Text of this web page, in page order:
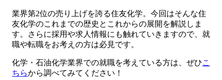
業界第2位の売り上げを誇る住友化学。今回はそんな住
友化学のこれまでの歴史とこれからの展開を解説しま
す。さらに採用や求人情報にも触れていきますので、就
職や転職をお考えの方は必見です。
化学・石油化学業界での就職を考えている方は、ぜひこ
ちらから調べてみてください！